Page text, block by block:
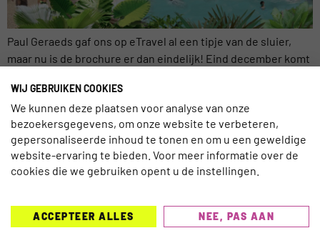
Paul Geraeds gaf ons op eTravel al een tipje van de sluier,
maar nu is de brochure er dan eindelijk! Eind december komt
marketingteam na over de keuze van de foto’s en over de
formulering van de unieke punten van elk park. Dit jaar ging
het […]
TRAVELNEXT is hét leading kennisplatform voor de
gehele reisbranche, met een focus op de laatste
WIJ GEBRUIKEN COOKIES
We kunnen deze plaatsen voor analyse van onze
bezoekersgegevens, om onze website te verbeteren,
gepersonaliseerde inhoud te tonen en om u een geweldige
website-ervaring te bieden. Voor meer informatie over de
cookies die we gebruiken opent u de instellingen.
ACCEPTEER ALLES NEE, PAS AAN